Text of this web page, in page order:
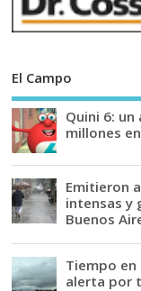
El Campo
Quini 6:
millones
Emitieron
intensas y
Buenos
Tiempo en
alerta por